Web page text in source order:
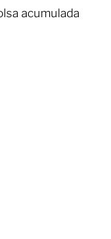
acumulada